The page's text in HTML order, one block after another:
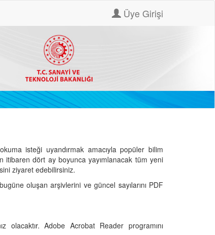
Üye Girişi
isteği uyandırmak amacıyla popüler bilim
itibaren dört ay boyunca yayımlanacak tüm yeni
ziyaret edebilirsiniz.
oluşan arşivlerini ve güncel sayılarını PDF
Adobe Acrobat Reader programını